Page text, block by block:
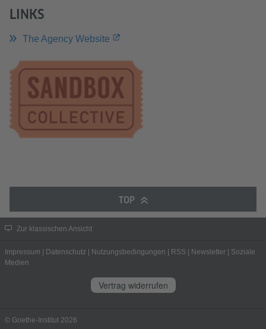
LINKS
The Agency Website
TOP
Zur klassischen Ansicht
Impressum | Datenschutz | Nutzungsbedingungen | RSS | Newsletter | Soziale
Medien
Vertrag widerrufen
© Goethe-Institut 2026